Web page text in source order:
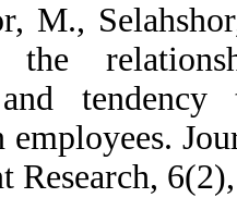
15. Golparor,
model of
leadership
behaviors in
Management